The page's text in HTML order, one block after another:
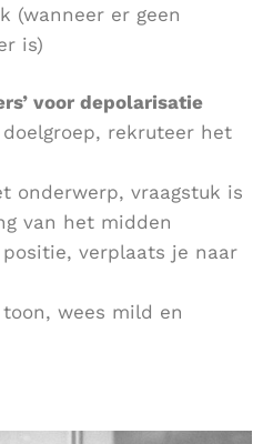
(wanneer er geen
is)
voor depolarisatie
rekruteer het
onderwerp, vraagstuk is
van het midden
verplaats je naar
wees mild en